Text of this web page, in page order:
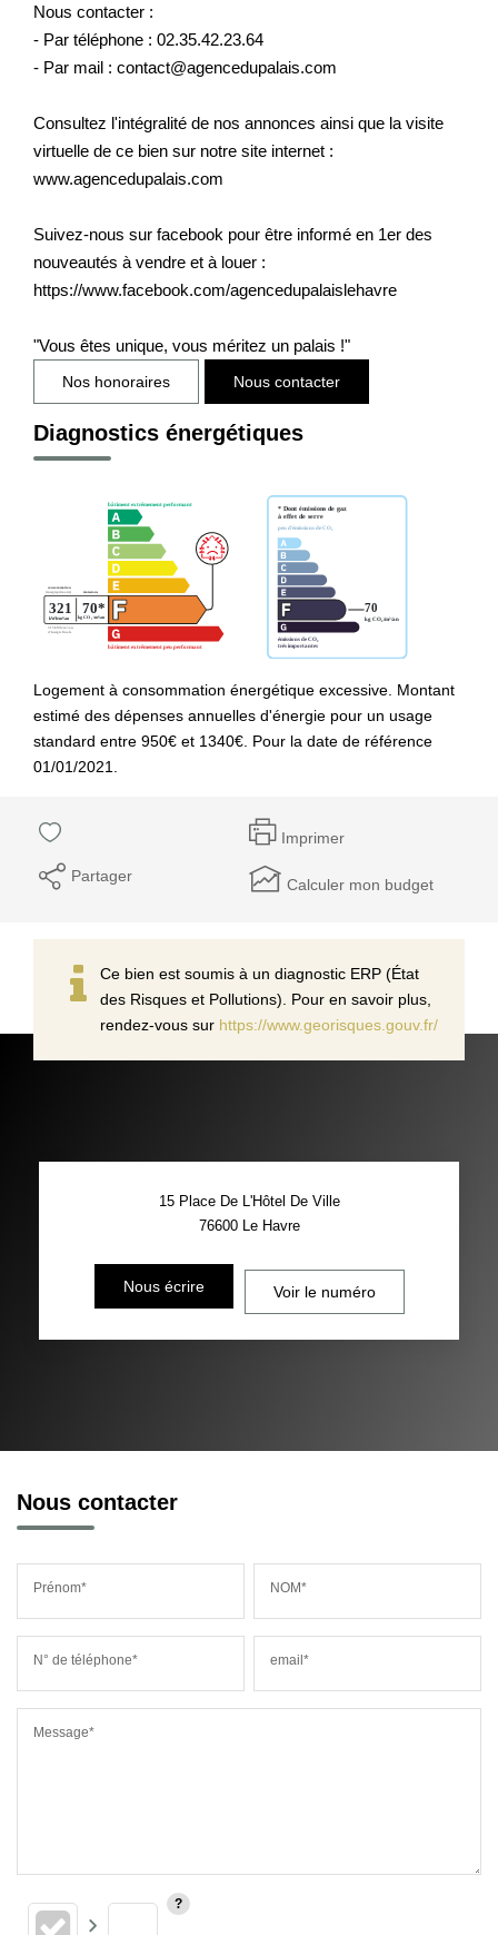
Nous contacter :
- Par téléphone : 02.35.42.23.64
- Par mail : contact@agencedupalais.com
Consultez l'intégralité de nos annonces ainsi que la visite
virtuelle de ce bien sur notre site internet :
www.agencedupalais.com
Suivez-nous sur facebook pour être informé en 1er des
nouveautés à vendre et à louer :
https://www.facebook.com/agencedupalaislehavre
"Vous êtes unique, vous méritez un palais !"
Nos honoraires Nous contacter
Diagnostics énergétiques
Logement à consommation énergétique excessive. Montant
estimé des dépenses annuelles d'énergie pour un usage
standard entre 950€ et 1340€. Pour la date de référence
01/01/2021.
Imprimer
Partager Calculer mon budget
Ce bien est soumis à un diagnostic ERP (État
des Risques et Pollutions). Pour en savoir plus,
rendez-vous sur https://www.georisques.gouv.fr/
15 Place De L'Hôtel De Ville
76600 Le Havre
Nous écrire Voir le numéro
Nous contacter
Prénom* NOM*
N° de téléphone* email*
Message*